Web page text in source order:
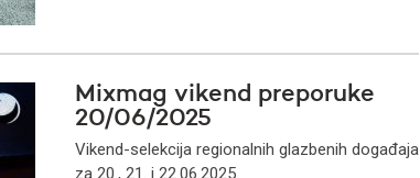
Mixmag vikend preporuke
20/06/2025
Vikend-selekcija regionalnih glazbenih događaja
za 20., 21. i 22.06.2025.